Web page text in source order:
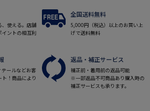
、使える。店舗
イントの相互利
全国送料無料
5,000円（税込）以上のお買い上
げで送料無料
テールなどお客
！商品により
返品・補正サービス
補正前・着用前の返品可能
※一部返品不可商品あり購入時の
補正サービスも承ります。